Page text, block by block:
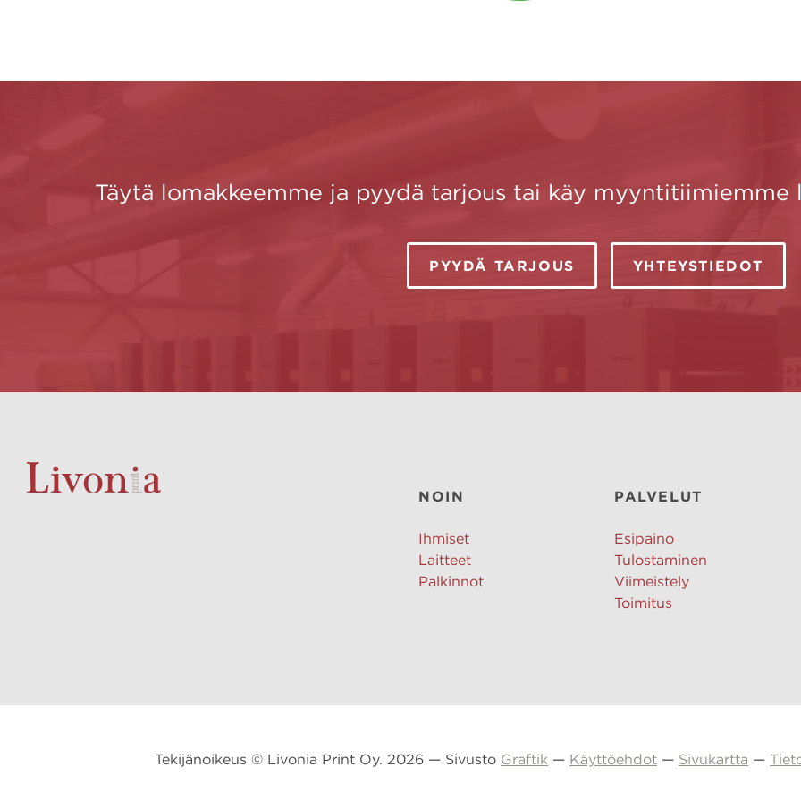
Täytä lomakkeemme ja pyydä tarjous tai käy myyntitiimiemme
PYYDÄ TARJOUS YHTEYSTIEDOT
NOIN
Ihmiset
Laitteet
Palkinnot
PALVELUT
Esipaino
Tulostaminen
Viimeistely
Toimitus
Tekijänoikeus © Livonia Print Oy. 2026 — Sivusto Graftik — Käyttöehdot — Sivukartta —